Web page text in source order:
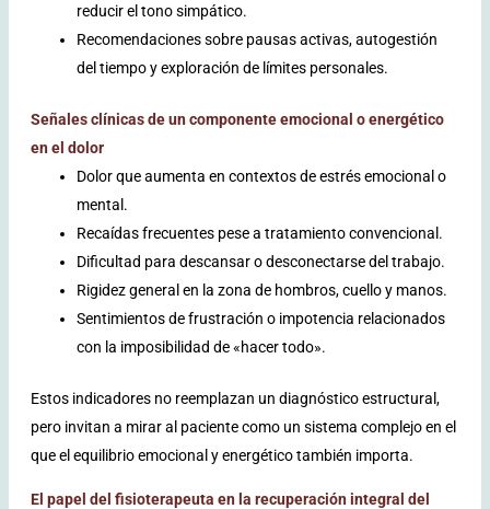
reducir el tono simpático.
Recomendaciones sobre pausas activas, autogestión
del tiempo y exploración de límites personales.
Señales clínicas de un componente emocional o energético
en el dolor
Dolor que aumenta en contextos de estrés emocional o
mental.
Recaídas frecuentes pese a tratamiento convencional.
Dificultad para descansar o desconectarse del trabajo.
Rigidez general en la zona de hombros, cuello y manos.
Sentimientos de frustración o impotencia relacionados
con la imposibilidad de «hacer todo».
Estos indicadores no reemplazan un diagnóstico estructural,
pero invitan a mirar al paciente como un sistema complejo en el
que el equilibrio emocional y energético también importa.
El papel del fisioterapeuta en la recuperación integral del